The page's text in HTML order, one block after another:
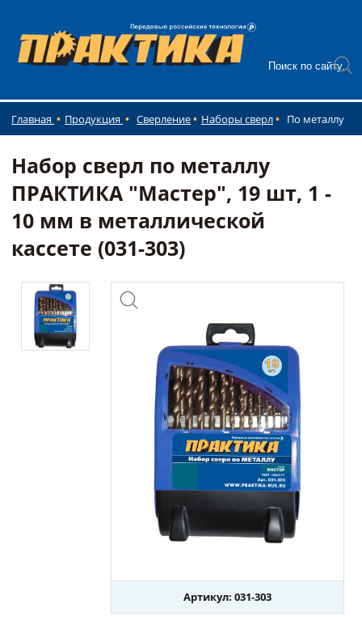
Главная Продукция Сверление Наборы сверл По металлу
Набор сверл по металлу
ПРАКТИКА "Мастер", 19 шт, 1 -
10 мм в металлической
кассете (031-303)
Артикул: 031-303